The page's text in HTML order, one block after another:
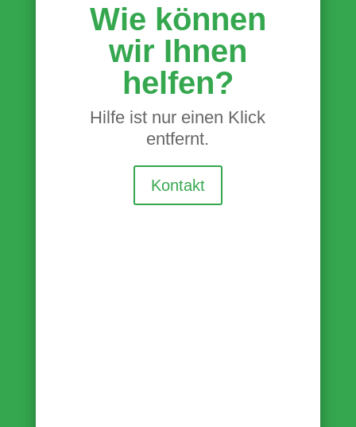
Wie können
wir Ihnen
helfen?
Hilfe ist nur einen Klick
entfernt.
Kontakt